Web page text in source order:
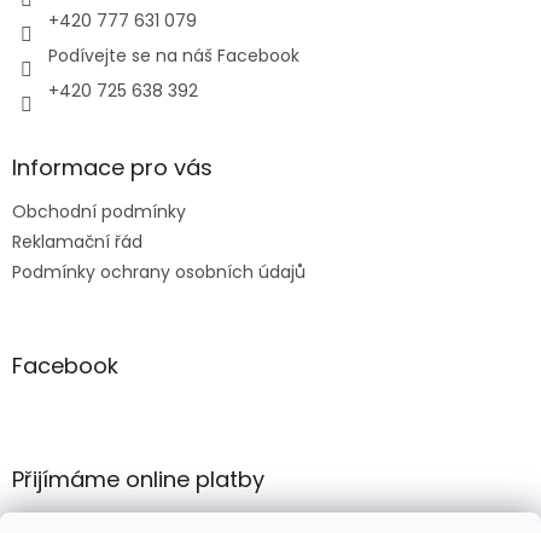
+420 777 631 079
Podívejte se na náš Facebook
+420 725 638 392
Informace pro vás
Obchodní podmínky
Reklamační řád
Podmínky ochrany osobních údajů
Facebook
Přijímáme online platby